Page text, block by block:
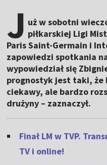
J uż w sobotni
piłkarskiej Ligi
Paris Saint-Germain i
zapowiedzi spotkania
wypowiedział się
prognostyk jest taki, że
ciekawy, ale bardzo
drużyny – zaznaczył.
Finał LM w TVP.
TV i online!